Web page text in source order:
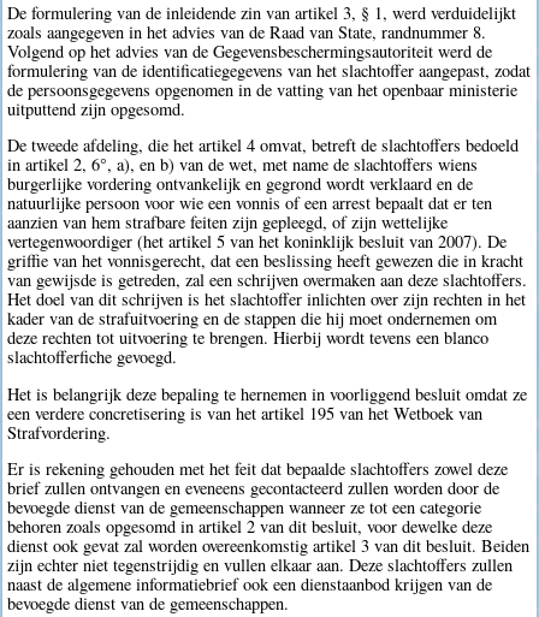
De formulering van de inleidende zin van artikel 3, § 1, werd verduidelijkt
zoals aangegeven in het advies van de Raad van State, randnummer 8.
Volgend op het advies van de Gegevensbeschermingsautoriteit werd de
formulering van de identificatiegegevens van het slachtoffer aangepast, zodat
de persoonsgegevens opgenomen in de vatting van het openbaar ministerie
uitputtend zijn opgesomd.
De tweede afdeling, die het artikel 4 omvat, betreft de slachtoffers bedoeld
in artikel 2, 6°, a), en b) van de wet, met name de slachtoffers wiens
burgerlijke vordering ontvankelijk en gegrond wordt verklaard en de
natuurlijke persoon voor wie een vonnis of een arrest bepaalt dat er ten
aanzien van hem strafbare feiten zijn gepleegd, of zijn wettelijke
vertegenwoordiger (het artikel 5 van het koninklijk besluit van 2007). De
griffie van het vonnisgerecht, dat een beslissing heeft gewezen die in kracht
van gewijsde is getreden, zal een schrijven overmaken aan deze slachtoffers.
Het doel van dit schrijven is het slachtoffer inlichten over zijn rechten in het
kader van de strafuitvoering en de stappen die hij moet ondernemen om
deze rechten tot uitvoering te brengen. Hierbij wordt tevens een blanco
slachtofferfiche gevoegd.
Het is belangrijk deze bepaling te hernemen in voorliggend besluit omdat ze
een verdere concretisering is van het artikel 195 van het Wetboek van
Strafvordering.
Er is rekening gehouden met het feit dat bepaalde slachtoffers zowel deze
brief zullen ontvangen en eveneens gecontacteerd zullen worden door de
bevoegde dienst van de gemeenschappen wanneer ze tot een categorie
behoren zoals opgesomd in artikel 2 van dit besluit, voor dewelke deze
dienst ook gevat zal worden overeenkomstig artikel 3 van dit besluit. Beiden
zijn echter niet tegenstrijdig en vullen elkaar aan. Deze slachtoffers zullen
naast de algemene informatiebrief ook een dienstaanbod krijgen van de
bevoegde dienst van de gemeenschappen.